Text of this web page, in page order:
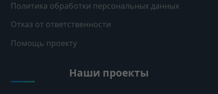
Политика обработки персональных данных
Отказ от ответственности
Помощь проекту
Наши проекты